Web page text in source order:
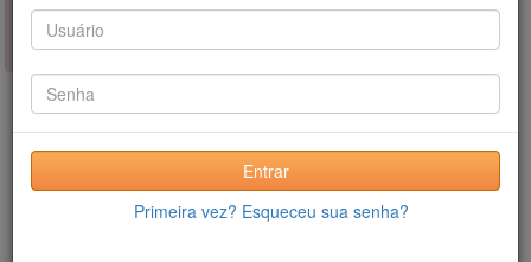
Sessão indisponível (expirada por inatividade ou login não
realizado)
Entrar
Primeira vez? Esqueceu sua senha?